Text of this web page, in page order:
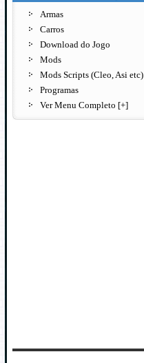
Armas
Carros
Download do Jogo
Mods
Mods Scripts (Cleo, Asi etc)
Programas
Ver Menu Completo [+]